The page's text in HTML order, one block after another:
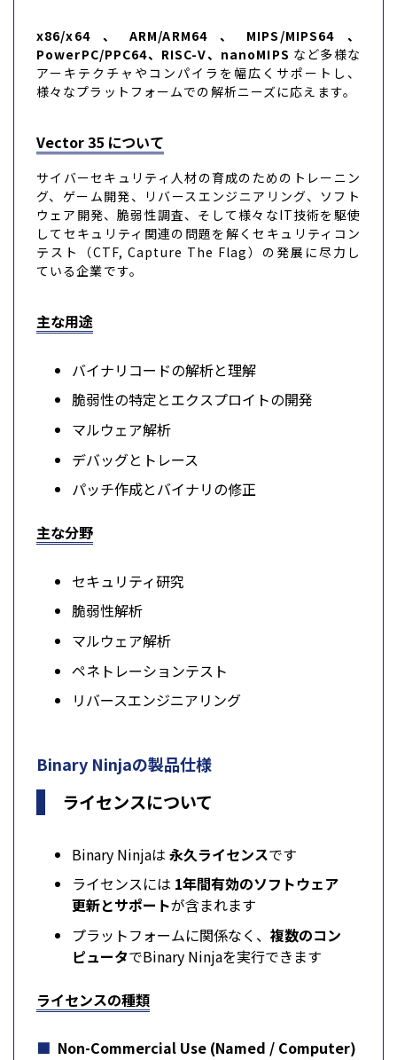
x86/x64、ARM/ARM64、MIPS/MIPS64、
PowerPC/PPC64、RISC-V、nanoMIPS など多様な
アーキテクチャやコンパイラを幅広くサポートし、
様々なプラットフォームでの解析ニーズに応えます。
Vector 35 について
サイバーセキュリティ人材の育成のためのトレーニン
グ、ゲーム開発、リバースエンジニアリング、ソフト
ウェア開発、脆弱性調査、そして様々なIT技術を駆使
してセキュリティ関連の問題を解くセキュリティコン
テスト（CTF, Capture The Flag）の発展に尽力し
ている企業です。
主な用途
バイナリコードの解析と理解
脆弱性の特定とエクスプロイトの開発
マルウェア解析
デバッグとトレース
パッチ作成とバイナリの修正
主な分野
セキュリティ研究
脆弱性解析
マルウェア解析
ペネトレーションテスト
リバースエンジニアリング
Binary Ninjaの製品仕様
ライセンスについて
Binary Ninjaは 永久ライセンスです
ライセンスには 1年間有効のソフトウェア
更新とサポートが含まれます
プラットフォームに関係なく、 複数のコン
ピュータでBinary Ninjaを実行できます
ライセンスの種類
Non-Commercial Use (Named / Computer)